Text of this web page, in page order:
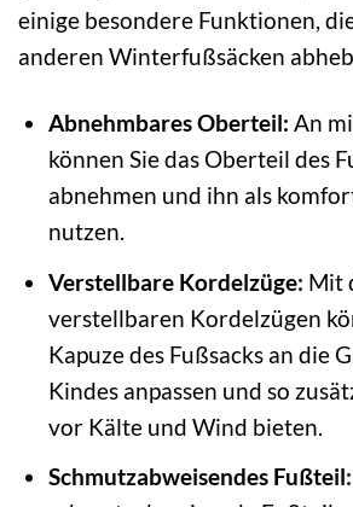
einige besondere Funktionen,
anderen Winterfußsäcken
Abnehmbares Oberteil: An
können Sie das Oberteil des
abnehmen und ihn als
nutzen.
Verstellbare Kordelzüge: Mit
verstellbaren Kordelzügen
Kapuze des Fußsacks an die
Kindes anpassen und so
vor Kälte und Wind bieten.
Schmutzabweisendes Fußteil: